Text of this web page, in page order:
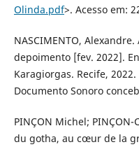
Olinda.pdf>. Acesso em:
NASCIMENTO,
depoimento [fev. 2022].
Karagiorgas. Recife,
Documento Sonoro
PINÇON Michel; PINÇON-
du gotha, au cœur de la